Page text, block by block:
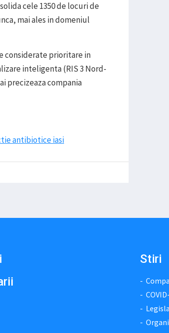
cele 1350 de locuri de
mai ales in domeniul
considerate prioritare in
inteligenta (RIS 3 Nord-
precizeaza compania
antibiotice iasi
Stiri